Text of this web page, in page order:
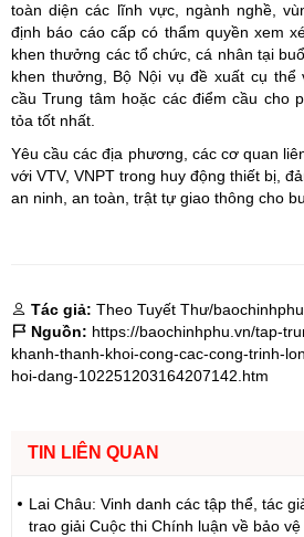
toàn diện các lĩnh vực, ngành nghề,
định báo cáo cấp có thẩm quyền xem
khen thưởng các tổ chức, cá nhân tại
khen thưởng, Bộ Nội vụ đề xuất cụ thể
cầu Trung tâm hoặc các điểm cầu cho
tỏa tốt nhất.
Yêu cầu các địa phương, các cơ quan
với VTV, VNPT trong huy động thiết bị,
an ninh, an toàn, trật tự giao thông cho
Tác giả: Theo Tuyết Thư/
Nguồn: https://baochinhphu.vn/tap-
khanh-thanh-khoi-cong-cac-cong-trinh-
hoi-dang-102251203164207142.htm
TIN LIÊN QUAN
Lai Châu: Vinh danh các tập thể, tác
trao giải Cuộc thi Chính luận về bảo